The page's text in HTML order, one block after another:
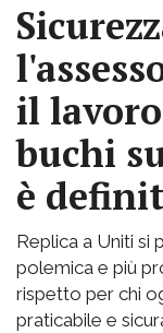
il
buchi
è
Replica a Uniti si
polemica e più
rispetto per chi
praticabile e